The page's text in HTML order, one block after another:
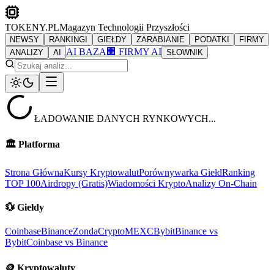
TOKENY.PLMagazyn Technologii Przyszłości
NEWSY RANKINGI GIEŁDY ZARABIANIE PODATKI
FIRMY
ANALIZY
AI AI BAZA 🏢 FIRMY AI SŁOWNIK
ŁADOWANIE DANYCH RYNKOWYCH...
🏛️ Platforma
Strona GłównaKursy KryptowalutPorównywarka GiełdRanking
TOP 100Airdropy (Gratis)Wiadomości KryptoAnalizy On-Chain
💱 Giełdy
CoinbaseBinanceZondaCryptoMEXCBybitBinance vs
BybitCoinbase vs Binance